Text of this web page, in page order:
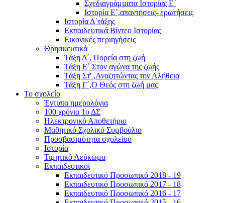
Σχεδιαγράμματα Ιστορίας Ε΄
Ιστορία Ε΄,απαντήσεις- ερωτήσεις
Ιστορία Δ΄τάξης
Εκπαιδευτικά Βίντεο Ιστορίας
Εικονικές περιηγήσεις
Θρησκευτικά
Τάξη Δ΄, Πορεία στη ζωή
Τάξη Ε΄ Στον αγώνα της ζωής
Τάξη Στ' ,Αναζητώντας την Αλήθεια
Τάξη Γ΄,Ο Θεός στη ζωή μας
Το σχολείο
Έντυπα ημερολόγια
100 χρόνια 1ο ΔΣ
Ηλεκτρονικό Αποθετήριο
Μαθητικό Σχολικό Συμβούλιο
Προσβασιμότητα σχολείου
Ιστορία
Τιμητικό Λεύκωμα
Εκπαιδευτικοί
Εκπαιδευτικό Προσωπικό 2018 - 19
Εκπαιδευτικό Προσωπικό 2017 - 18
Εκπαιδευτικό Προσωπικό 2016 - 17